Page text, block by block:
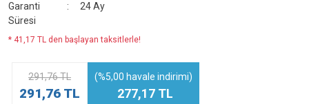
Garanti
Süresi
24 Ay
* 41,17 TL den başlayan taksitlerle!
291,76 TL
291,76 TL
(%5,00 havale indirimi)
277,17 TL